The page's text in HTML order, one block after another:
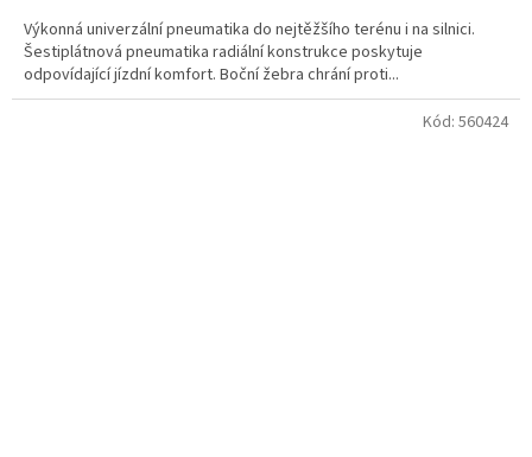
Výkonná univerzální pneumatika do nejtěžšího terénu i na silnici.
Šestiplátnová pneumatika radiální konstrukce poskytuje
odpovídající jízdní komfort. Boční žebra chrání proti...
Kód: 560424